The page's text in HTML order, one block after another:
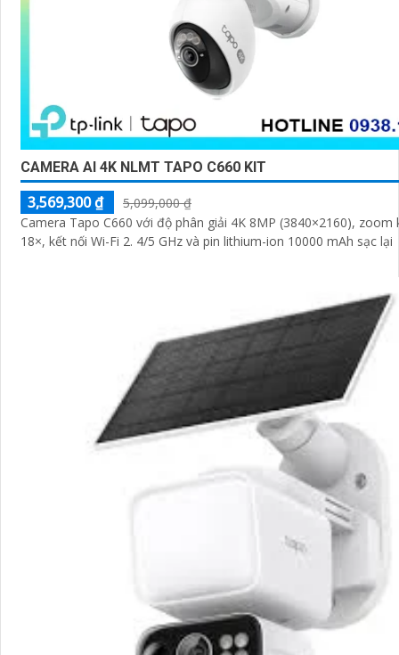
CAMERA AI 4K NLMT TAPO C660 KIT
3,569,300 ₫
5,099,000 ₫
Camera Tapo C660 với độ phân giải 4K 8MP (3840×2160), zoom
18×, kết nối Wi-Fi 2. 4/5 GHz và pin lithium-ion 10000 mAh sạc lại